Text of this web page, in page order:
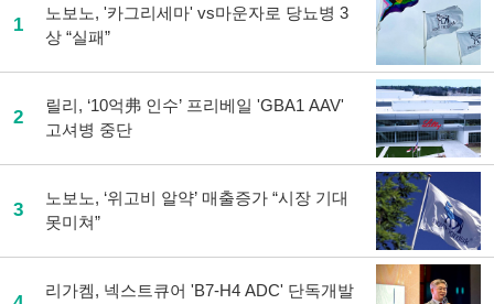
1
노보노, '카그리세마' vs마운자로 당뇨병 3
상 “실패”
2
릴리, ‘10억弗 인수’ 프리베일 'GBA1 AAV'
고셔병 중단
3
노보노, ‘위고비 알약’ 매출증가 “시장 기대
못미쳐”
리가켐, 넥스트큐어 'B7-H4 ADC' 단독개발